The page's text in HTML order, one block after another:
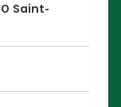
Saint-